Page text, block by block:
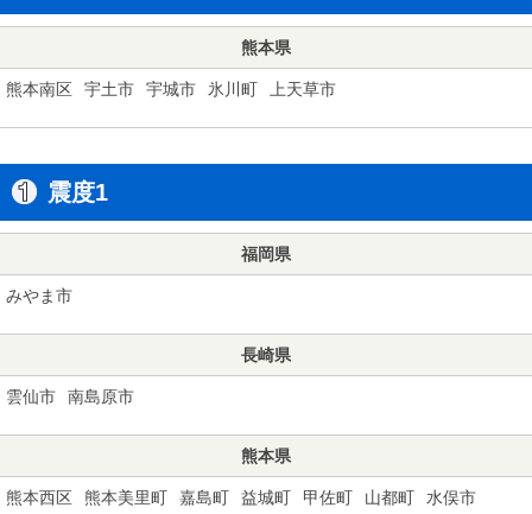
熊本県
熊本南区 宇土市 宇城市 氷川町 上天草市
震度1
福岡県
みやま市
長崎県
雲仙市 南島原市
熊本県
熊本西区 熊本美里町 嘉島町 益城町 甲佐町 山都町
水俣市